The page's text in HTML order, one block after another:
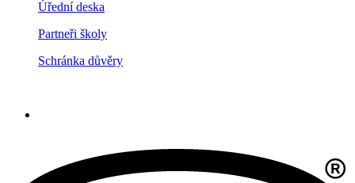
Úřední deska
Partneři školy
Schránka důvěry